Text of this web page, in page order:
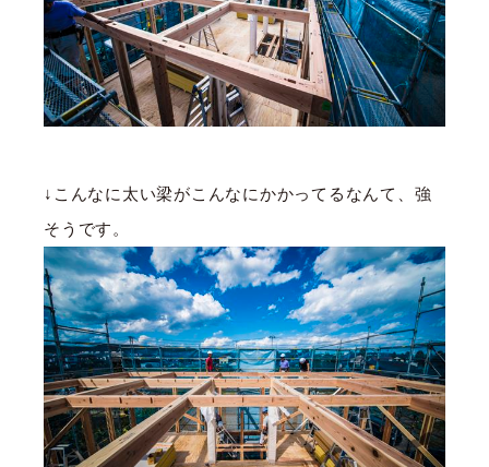
↓こんなに太い梁がこんなにかかってるなんて、強
そうです。